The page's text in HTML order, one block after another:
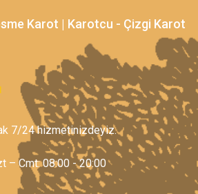
Karot | Karotcu - Çizgi Karot
7/24 hizmetinizdeyiz.
– Cmt: 08:00 - 20:00